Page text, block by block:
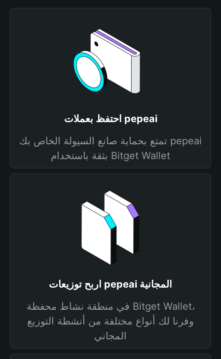
احتفظ بعملات pepeai
تمتع بحماية صانع السيولة الخاص بك pepeai
بثقة باستخدام Bitget Wallet
اربح توزيعات pepeai المجانية
في منطقة نشاط محفظة Bitget Wallet،
وفرنا لك أنواع مختلفة من أنشطة التوزيع
المجاني